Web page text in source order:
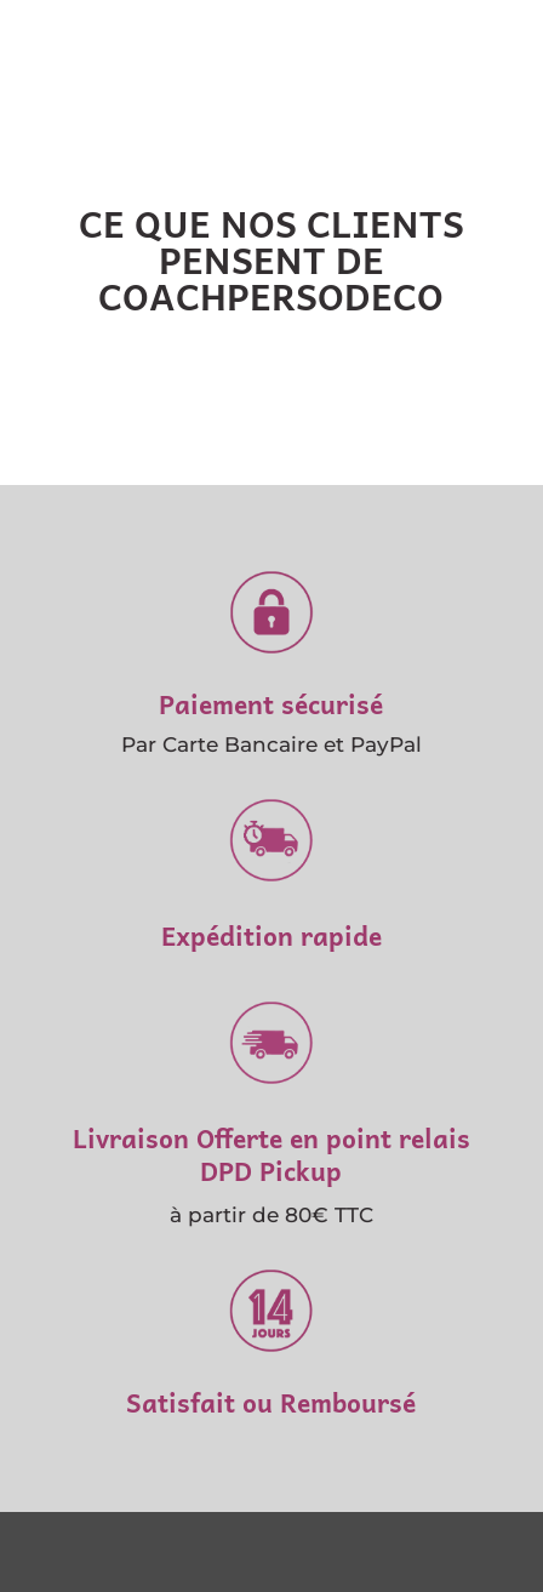
CE QUE NOS CLIENTS
PENSENT DE
COACHPERSODECO
Paiement sécurisé
Par Carte Bancaire et PayPal
Expédition rapide
Livraison Offerte en point relais
DPD Pickup
à partir de 80€ TTC
Satisfait ou Remboursé